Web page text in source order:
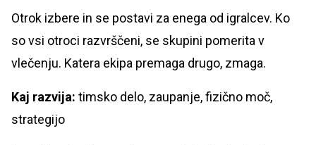
Otrok izbere in se postavi za enega od igralcev. Ko
so vsi otroci razvrščeni, se skupini pomerita v
vlečenju. Katera ekipa premaga drugo, zmaga.
Kaj razvija: timsko delo, zaupanje, fizično moč,
strategijo